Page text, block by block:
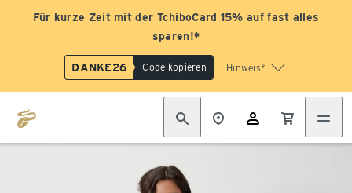
Für kurze Zeit mit der TchiboCard 15% auf fast alles
sparen!*
DANKE26 Code kopieren Hinweis*